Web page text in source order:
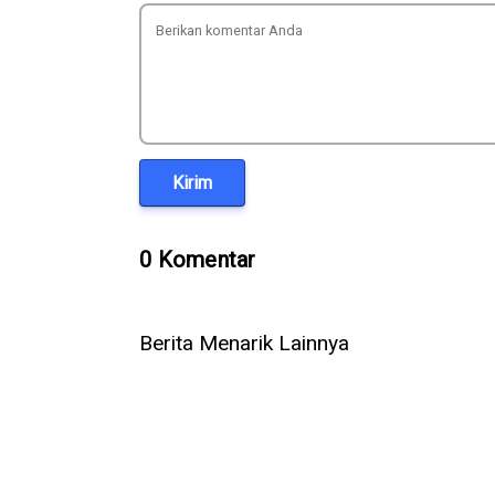
Kirim
0 Komentar
Berita Menarik Lainnya